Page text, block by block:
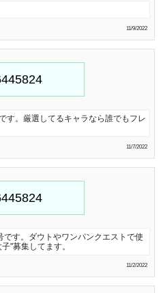
11/9/2022
す。厳選してるキャラなら誰でもフレ
11/7/2022
す。ダウトやワンパンクエストで使
"募集してます。
11/2/2022